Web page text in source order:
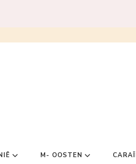
M- OOSTEN